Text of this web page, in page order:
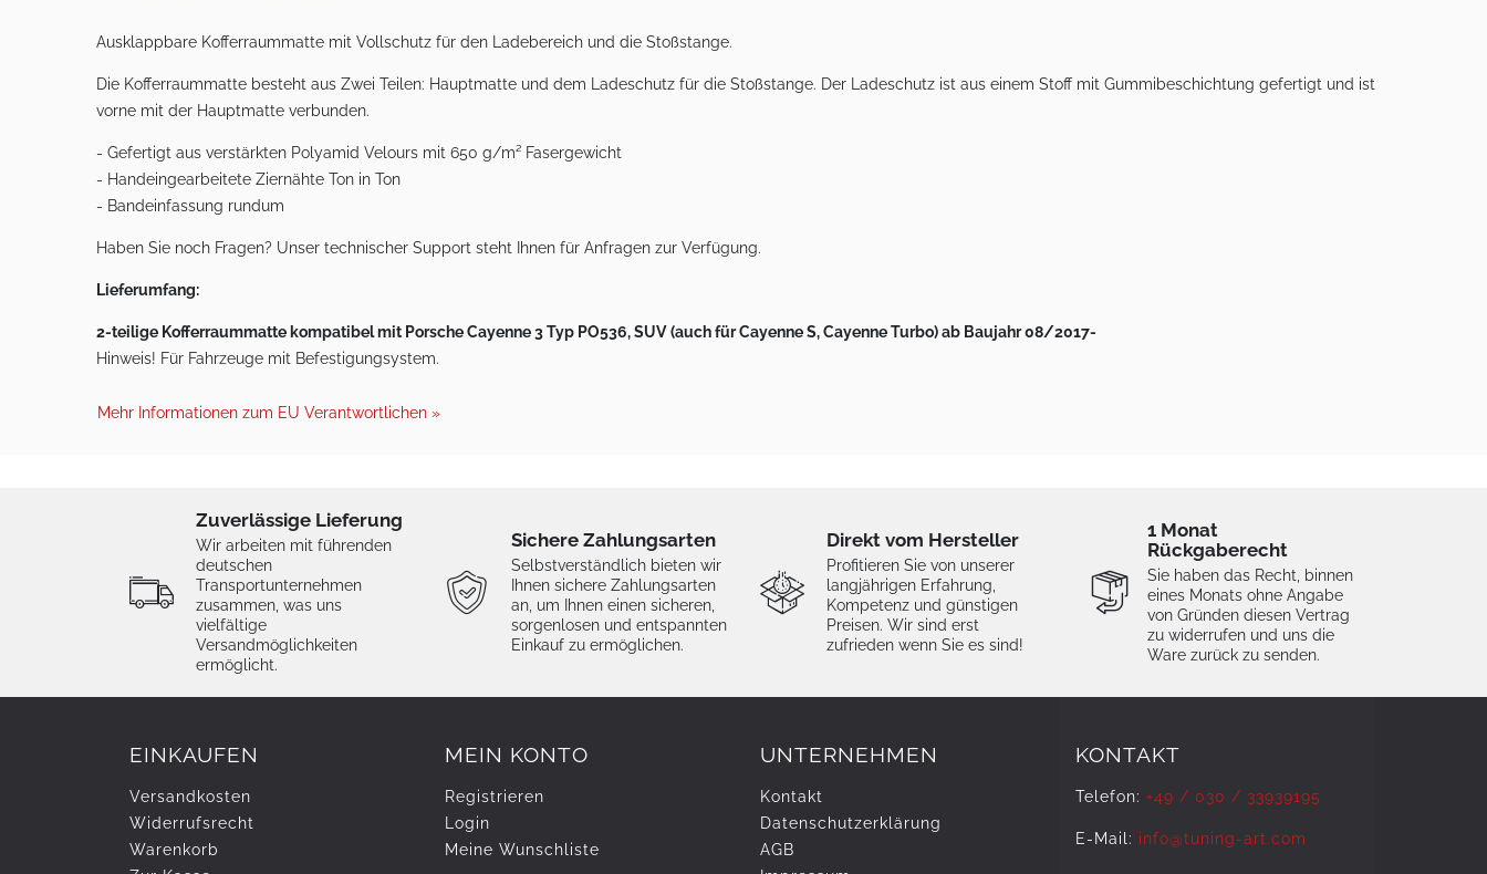
Ausklappbare Kofferraummatte mit Vollschutz für den Ladebereich und die Stoßstange.
Die Kofferraummatte besteht aus Zwei Teilen: Hauptmatte und dem Ladeschutz für die Stoßstange. Der Ladeschutz ist aus einem Stoff mit Gummibeschichtung gefertigt und ist
vorne mit der Hauptmatte verbunden.
- Gefertigt aus verstärkten Polyamid Velours mit 650 g/m² Fasergewicht
- Handeingearbeitete Ziernähte Ton in Ton
- Bandeinfassung rundum
Haben Sie noch Fragen? Unser technischer Support steht Ihnen für Anfragen zur Verfügung.
Lieferumfang:
2-teilige Kofferraummatte kompatibel mit Porsche Cayenne 3 Typ PO536, SUV (auch für Cayenne S, Cayenne Turbo) ab Baujahr 08/2017-
Hinweis! Für Fahrzeuge mit Befestigungsystem.
Mehr Informationen zum EU Verantwortlichen »
Zuverlässige Lieferung
Wir arbeiten mit führenden
deutschen
Transportunternehmen
zusammen, was uns
vielfältige
Versandmöglichkeiten
ermöglicht.
Sichere Zahlungsarten
Selbstverständlich bieten wir
Ihnen sichere Zahlungsarten
an, um Ihnen einen sicheren,
sorgenlosen und entspannten
Einkauf zu ermöglichen.
Direkt vom Hersteller
Profitieren Sie von unserer
langjährigen Erfahrung,
Kompetenz und günstigen
Preisen. Wir sind erst
zufrieden wenn Sie es sind!
1 Monat
Rückgaberecht
Sie haben das Recht, binnen
eines Monats ohne Angabe
von Gründen diesen Vertrag
zu widerrufen und uns die
Ware zurück zu senden.
EINKAUFEN
Versandkosten
Widerrufs­recht
Warenkorb
MEIN KONTO
Registrieren
Login
Meine Wunschliste
UNTERNEHMEN
Kontakt
Daten­schutz­erklärung
AGB
KONTAKT
Telefon: +49 / 030 / 33939195
E-Mail: info@tuning-art.com